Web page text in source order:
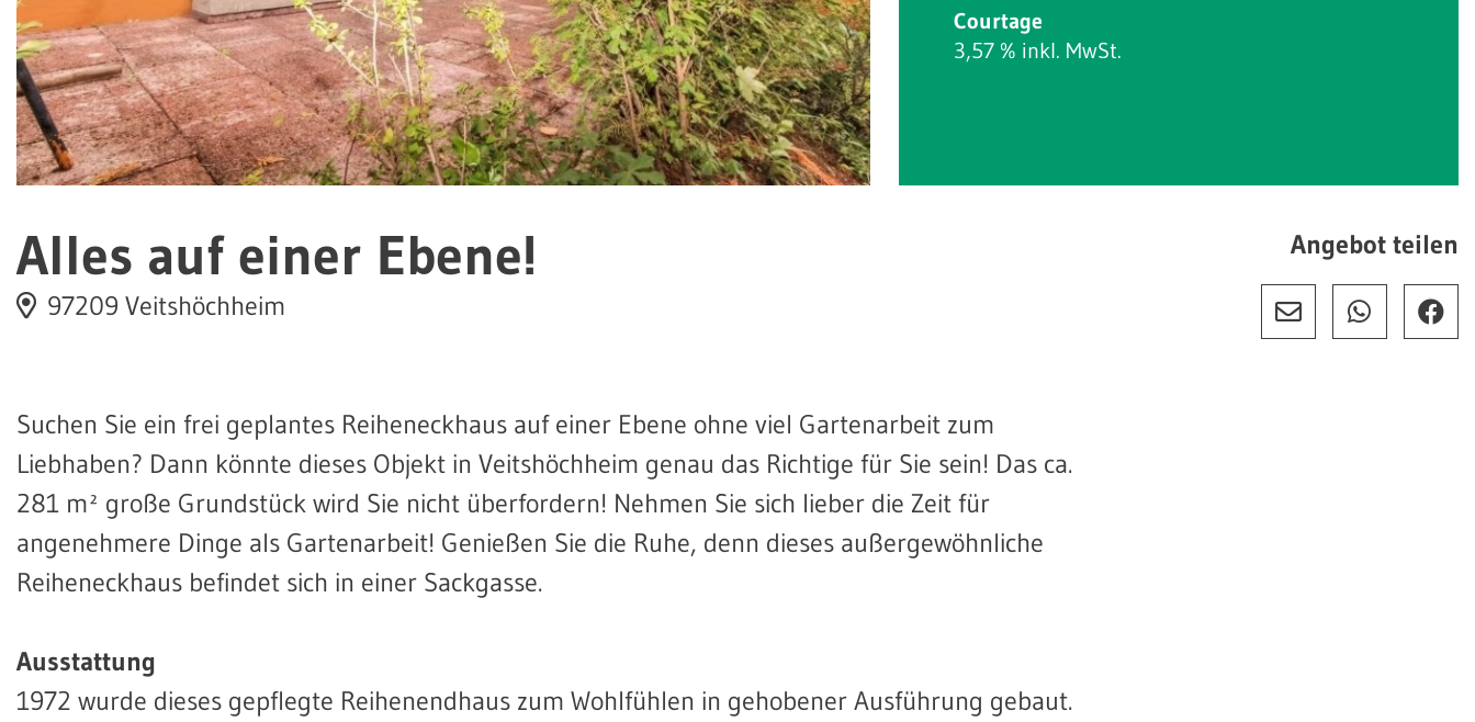
Courtage
3,57 % inkl. MwSt.
Alles auf einer Ebene!
97209 Veitshöchheim
Suchen Sie ein frei geplantes Reiheneckhaus auf einer Ebene ohne viel Gartenarbeit zum
Liebhaben? Dann könnte dieses Objekt in Veitshöchheim genau das Richtige für Sie sein! Das ca.
281 m² große Grundstück wird Sie nicht überfordern! Nehmen Sie sich lieber die Zeit für
angenehmere Dinge als Gartenarbeit! Genießen Sie die Ruhe, denn dieses außergewöhnliche
Reiheneckhaus befindet sich in einer Sackgasse.
Ausstattung
1972 wurde dieses gepflegte Reihenendhaus zum Wohlfühlen in gehobener Ausführung gebaut.
Angebot teilen